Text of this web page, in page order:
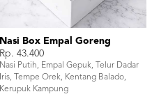
Nasi Box Empal Goreng
Rp. 43.400
Nasi Putih, Empal Gepuk, Telur Dadar
Iris, Tempe Orek, Kentang Balado,
Kerupuk Kampung